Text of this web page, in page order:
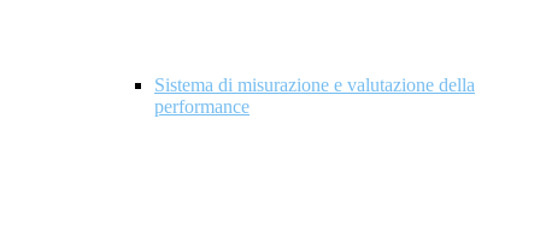
Sistema di misurazione e valutazione della
performance